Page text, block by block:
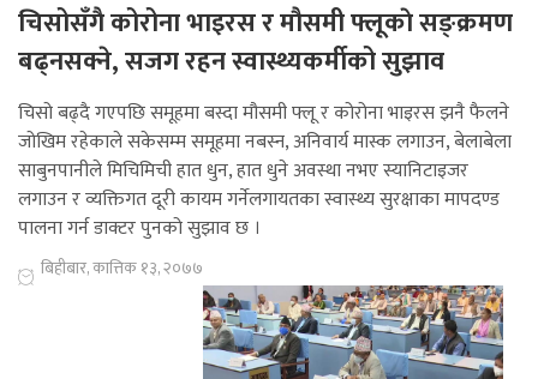
चिसोसँगै कोरोना भाइरस र मौसमी फ्लूकाे सङ्क्रमण
बढ्नसक्ने, सजग रहन स्वास्थ्यकर्मीको सुझाव
चिसो बढ्दै गएपछि समूहमा बस्दा मौसमी फ्लू र कोरोना भाइरस झनै फैलने
जोखिम रहेकाले सकेसम्म समूहमा नबस्न, अनिवार्य मास्क लगाउन, बेलाबेला
साबुनपानीले मिचिमिची हात धुन, हात धुने अवस्था नभए स्यानिटाइजर
लगाउन र व्यक्तिगत दूरी कायम गर्नेलगायतका स्वास्थ्य सुरक्षाका मापदण्ड
पालना गर्न डाक्टर पुनको सुझाव छ ।
बिहीबार, कात्तिक १३, २०७७